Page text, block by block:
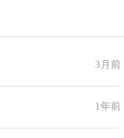
3月前
1年前